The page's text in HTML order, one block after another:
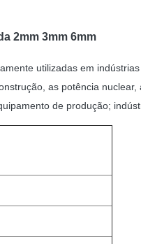
2mm 3mm 6mm
utilizadas em
as potência
de produção;